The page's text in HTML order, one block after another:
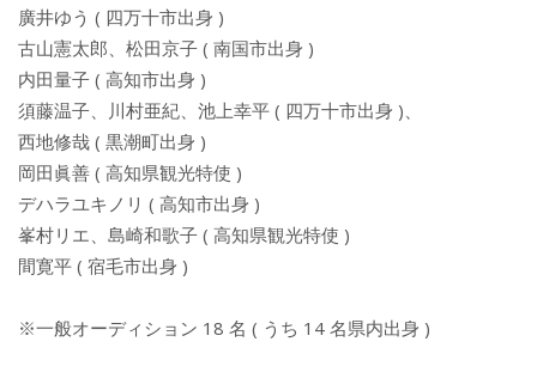
廣井ゆう ( 四万十市出身 )
古山憲太郎、松田京子 ( 南国市出身 )
内田量子 ( 高知市出身 )
須藤温子、川村亜紀、池上幸平 ( 四万十市出身 )、
西地修哉 ( 黒潮町出身 )
岡田眞善 ( 高知県観光特使 )
デハラユキノリ ( 高知市出身 )
峯村リエ、島崎和歌子 ( 高知県観光特使 )
間寛平 ( 宿毛市出身 )
※一般オーディション 18 名 ( うち 14 名県内出身 )